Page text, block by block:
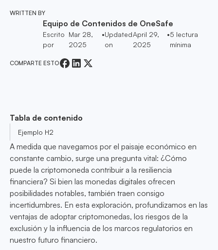
WRITTEN BY
Equipo de Contenidos de OneSafe
Escrito
por
Mar 28,
2025
•Updated
on
April 29,
2025
•5 lectura
mínima
COMPARTE ESTO
Tabla de contenido
Ejemplo H2
A medida que navegamos por el paisaje económico en
constante cambio, surge una pregunta vital: ¿Cómo
puede la criptomoneda contribuir a la resiliencia
financiera? Si bien las monedas digitales ofrecen
posibilidades notables, también traen consigo
incertidumbres. En esta exploración, profundizamos en las
ventajas de adoptar criptomonedas, los riesgos de la
exclusión y la influencia de los marcos regulatorios en
nuestro futuro financiero.